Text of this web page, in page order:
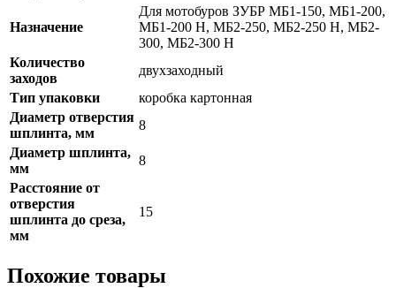
Назначение
Для мотобуров ЗУБР МБ1-150, МБ1-200,
МБ1-200 Н, МБ2-250, МБ2-250 Н, МБ2-
300, МБ2-300 Н
Количество
заходов
двухзаходный
Тип упаковки
коробка картонная
Диаметр отверстия
шплинта, мм
8
Диаметр шплинта,
мм
8
Расстояние от
отверстия
шплинта до среза,
мм
15
Похожие товары